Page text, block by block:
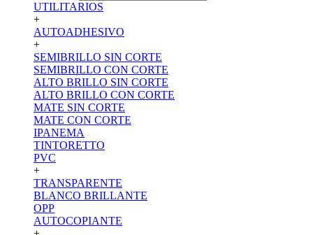
UTILITARIOS
+
AUTOADHESIVO
+
SEMIBRILLO SIN CORTE
SEMIBRILLO CON CORTE
ALTO BRILLO SIN CORTE
ALTO BRILLO CON CORTE
MATE SIN CORTE
MATE CON CORTE
IPANEMA
TINTORETTO
PVC
+
TRANSPARENTE
BLANCO BRILLANTE
OPP
AUTOCOPIANTE